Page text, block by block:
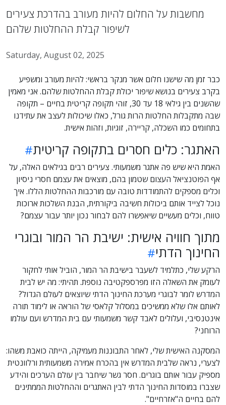
מחשבות על החלום להיות מעורב בהדרכת צעירים
לשיפור קבלת ההחלטות שלהם
Saturday, August 02, 2025
כבר זמן מה שישנו חלום אשר מנקר בראשי: להיות מעורב ומשפיע
בקרב צעירים בנושא שיפור יכולת קבלת ההחלטות שלהם. אני מאמין
שהשנים בין גילאי 18 עד 30, זוהי תקופה קריטית בחיים – תקופה
שבה מתקבלות החלטות הרות גורל, כאלו שיכולות לעצב את עתידנו
בתחומים כמו השכלה, קריירה, זוגיות, וזהות אישית.
האתגר: כלים חסרים בתקופה קריטית
האמת היא שיש פה אתגר משמעותי. צעירים רבים בגילאים האלה, על
אף הפוטנציאל העצום שטמון בהם, מוצאים את עצמם חסרי ניסיון
וכלים מספקים להתמודדות טובה עם מורכבות ההחלטות הללו. איך
נוכל לצייד אותם ביכולות חשיבה ביקורתית, הבנת השלכות ארוכות
טווח, וכלים מעשיים שיאפשרו להם לבחור נכון יותר עבור עצמם?
מתוך חוויה אישית: ישיבת הר המור ובוגרי
החינוך הדתי
הרקע שלי, כתלמיד לשעבר בישיבת הר המור, הוביל אותי לחקור
לעומק את השאלה הזו מפרספקטיבה נוספת. תהיתי: מה יש לבית
המדרש לומר לבוגרי מערכת החינוך הדתי שיוצאים לעולם הגדול?
לאותם אלו שלא ממשיכים במסלול קלאסי של הוראה או לימוד תורה
אינטנסיבי, ועלולים לאבד קשר משמעותי עם בית המדרש ועם עולמו
הרוחני?
המסקנה האישית שלי, לאחר התבוננות מעמיקה, הייתה כואבת משהו:
לצערי, נראה שלבית המדרש אין בהכרח אמירה משמעותית ורלוונטית
מספיק עבור אותם בוגרים. חסר גשר שיחבר בין עולם הערכים והידע
שצברו במוסדות החינוך הדתי לבין האתגרים וההחלטות הממתינים
להם בחיים ה"אזרחיים".